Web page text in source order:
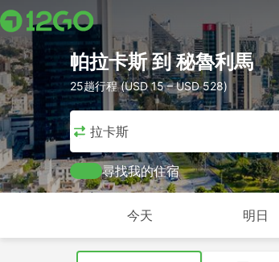
帕拉卡斯 到 秘魯利馬
25趟行程 (USD 15 – USD 528)
帕拉卡斯
尋找我的住宿
今天 明日